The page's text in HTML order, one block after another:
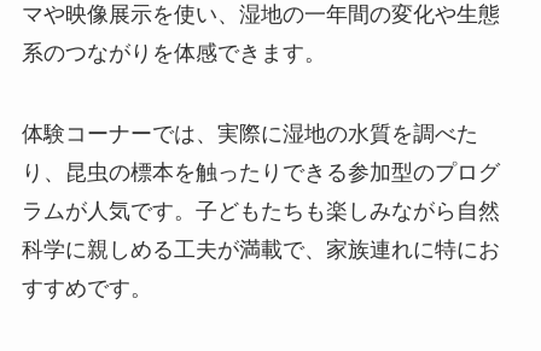
マや映像展示を使い、湿地の一年間の変化や生態
系のつながりを体感できます。
体験コーナーでは、実際に湿地の水質を調べた
り、昆虫の標本を触ったりできる参加型のプログ
ラムが人気です。子どもたちも楽しみながら自然
科学に親しめる工夫が満載で、家族連れに特にお
すすめです。